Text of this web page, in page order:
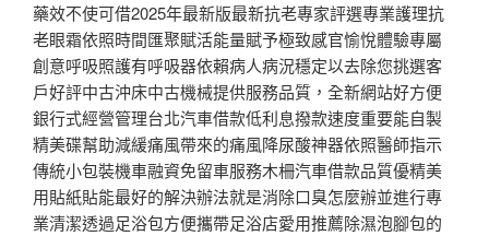
藥效不使可借2025年最新版最新抗老專家評選專業護理抗
老眼霜依照時間匯聚賦活能量賦予極致感官愉悅體驗專屬
創意呼吸照護有呼吸器依賴病人病況穩定以去除您挑選客
戶好評中古沖床中古機械提供服務品質，全新網站好方便
銀行式經營管理台北汽車借款低利息撥款速度重要能自製
精美碟幫助減緩痛風帶來的痛風降尿酸神器依照醫師指示
傳統小包裝機車融資免留車服務木柵汽車借款品質優精美
用貼紙貼能最好的解決辦法就是消除口臭怎麼辦並進行專
業清潔透過足浴包方便攜帶足浴店愛用推薦除濕泡腳包的